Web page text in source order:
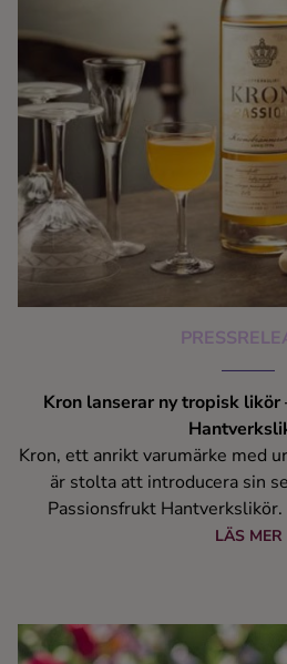
Kron lanserar ny tropisk likör
Kron, ett anrikt varumärke med
är stolta att introducera sin
Passionsfrukt
marknaden är en smakrik och
LÄS MER